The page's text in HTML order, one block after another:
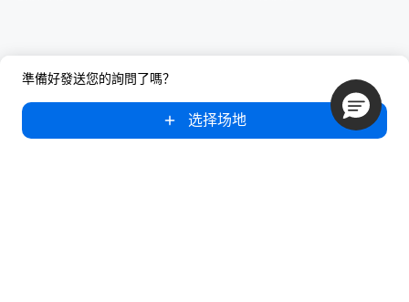
準備好發送您的詢問了嗎？
选择场地